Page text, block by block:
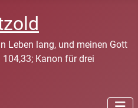
Leben lang, und meinen Gott
Kanon für drei